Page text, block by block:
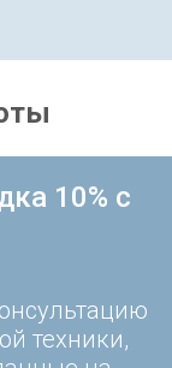
10% с
техники,